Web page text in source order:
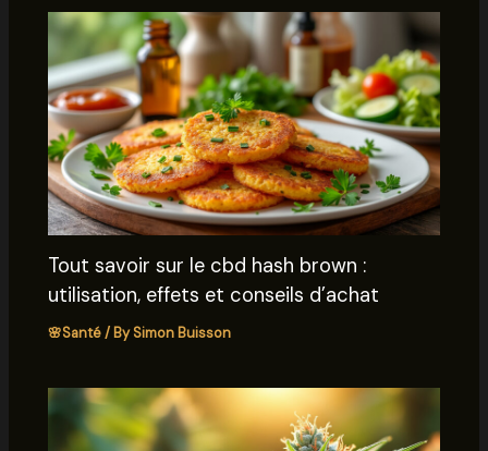
Tout savoir sur le cbd hash brown :
utilisation, effets et conseils d’achat
🌸Santé/ BySimon Buisson